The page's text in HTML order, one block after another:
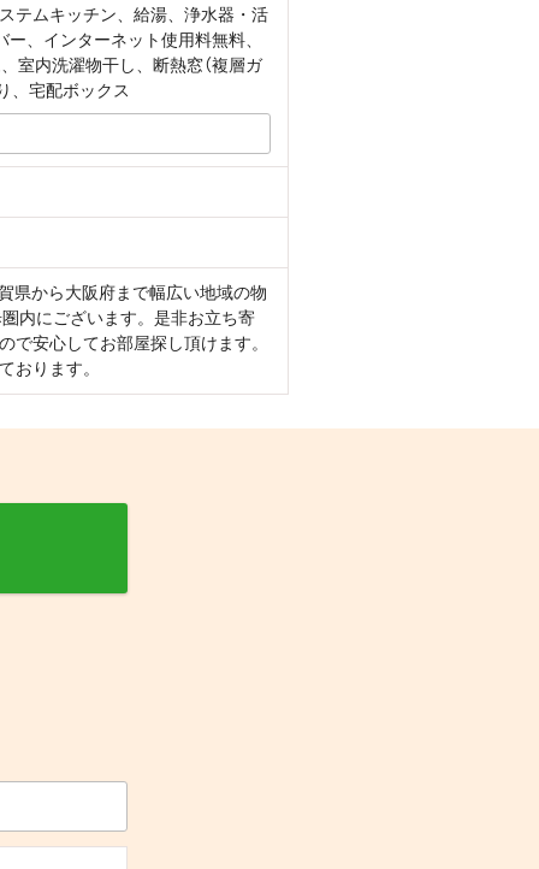
テムキッチン、給湯、浄水器・活
、インターネット使用料無料、
室内洗濯物干し、断熱窓（複層ガ
、宅配ボックス
県から大阪府まで幅広い地域の物
内にございます。是非お立ち寄
で安心してお部屋探し頂けます。
おります。